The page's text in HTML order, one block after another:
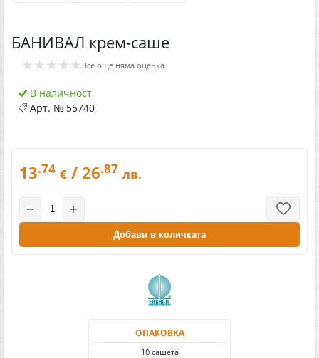
БАНИВАЛ крем-саше
★★★★★ Все още няма оценка
В наличност
Арт. № 55740
13.74 € / 26.87 лв.
− +
Добави в количката
ОПАКОВКА
10 сашета